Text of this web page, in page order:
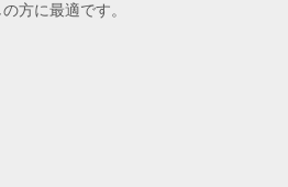
方に最適です。